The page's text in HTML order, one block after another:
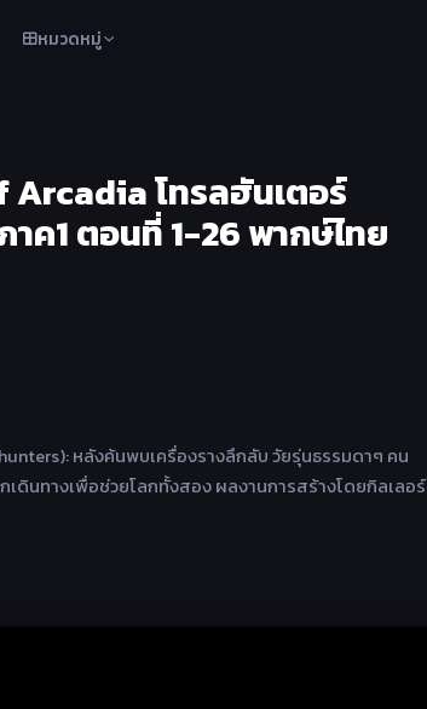
หมวดหมู่
โทรลฮันเตอร์
าค1 ตอนที่ 1-26 พากษ์ไทย
หลังค้นพบเครื่องรางลึกลับ วัยรุ่นธรรมดาๆ คน
ดินทางเพื่อช่วยโลกทั้งสอง ผลงานการสร้างโดยกิลเลอร์